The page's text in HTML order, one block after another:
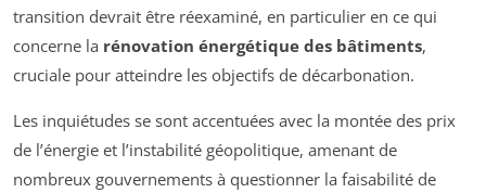
transition devrait être réexaminé, en particulier en ce qui
concerne la rénovation énergétique des bâtiments,
cruciale pour atteindre les objectifs de décarbonation.
Les inquiétudes se sont accentuées avec la montée des prix
de l’énergie et l’instabilité géopolitique, amenant de
nombreux gouvernements à questionner la faisabilité de